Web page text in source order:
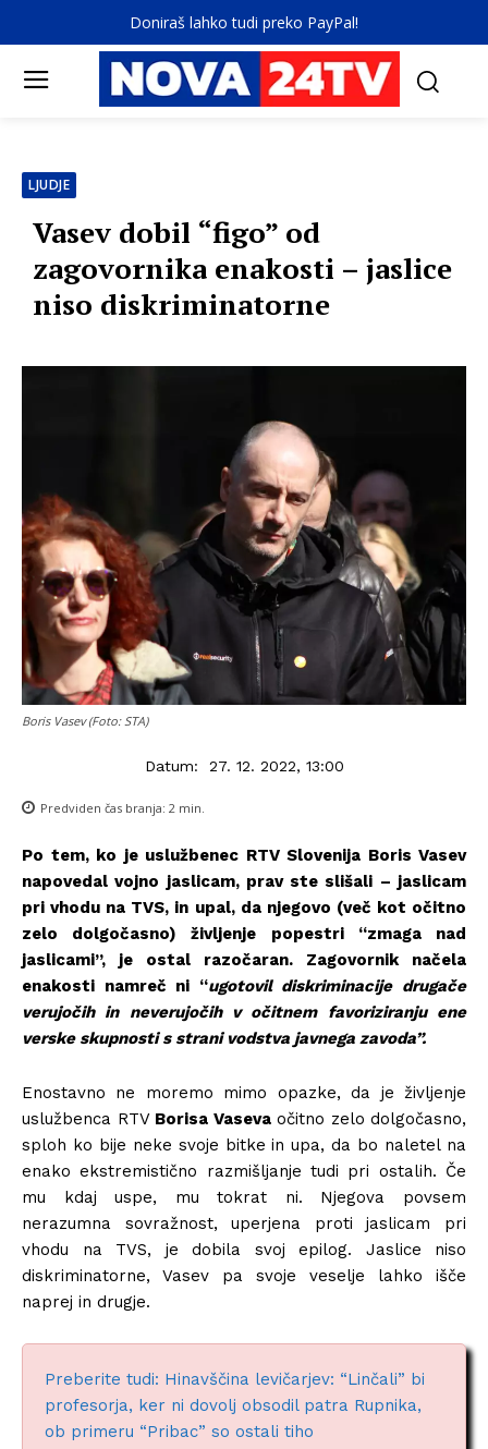
Doniraš lahko tudi preko PayPal!
LJUDJE
Vasev dobil “figo” od
zagovornika enakosti – jaslice
niso diskriminatorne
Boris Vasev (Foto: STA)
Datum: 27. 12. 2022, 13:00
Predviden čas branja: 2 min.
Po tem, ko je uslužbenec RTV Slovenija Boris Vasev
napovedal vojno jaslicam, prav ste slišali – jaslicam
pri vhodu na TVS, in upal, da njegovo (več kot očitno
zelo dolgočasno) življenje popestri “zmaga nad
jaslicami”, je ostal razočaran. Zagovornik načela
enakosti namreč ni “ugotovil diskriminacije drugače
verujočih in neverujočih v očitnem favoriziranju ene
verske skupnosti s strani vodstva javnega zavoda”.
Enostavno ne moremo mimo opazke, da je življenje
uslužbenca RTV Borisa Vasevaočitno zelo dolgočasno,
sploh ko bije neke svoje bitke in upa, da bo naletel na
enako ekstremistično razmišljanje tudi pri ostalih. Če
mu kdaj uspe, mu tokrat ni. Njegova povsem
nerazumna sovražnost, uperjena proti jaslicam pri
vhodu na TVS, je dobila svoj epilog. Jaslice niso
diskriminatorne, Vasev pa svoje veselje lahko išče
naprej in drugje.
Preberite tudi: Hinavščina levičarjev: “Linčali” bi
profesorja, ker ni dovolj obsodil patra Rupnika,
ob primeru “Pribac” so ostali tiho